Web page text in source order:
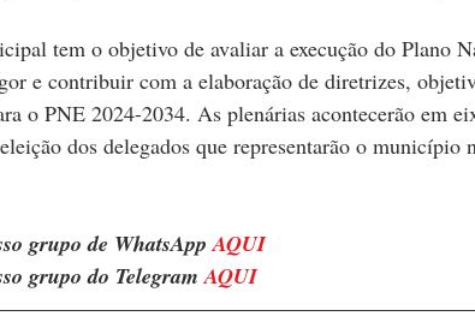
tem o objetivo de avaliar a execução do Plano
e contribuir com a elaboração de diretrizes,
o PNE 2024-2034. As plenárias acontecerão em
dos delegados que representarão o município
grupo de WhatsApp AQUI
grupo do Telegram AQUI